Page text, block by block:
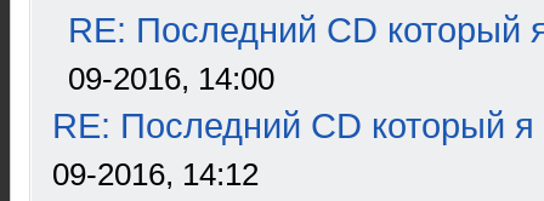
RE: Последний CD который
09-2016, 14:00
RE: Последний CD который я
09-2016, 14:12